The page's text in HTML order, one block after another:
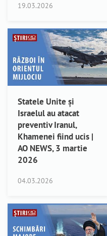
19.03.2026
Statele Unite și
Israelul au atacat
preventiv Iranul,
Khamenei fiind ucis |
AO NEWS, 3 martie
2026
04.03.2026